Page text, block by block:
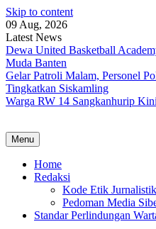
Skip to content
09 Aug, 2026
Latest News
Dewa United Basketball
Muda Banten
Gelar Patroli Malam, Personel
Tingkatkan Siskamling
Warga RW 14 Sangkanhurip
Menu
Home
Redaksi
Kode Etik Jurnalistik
Pedoman Media
Standar Perlindungan